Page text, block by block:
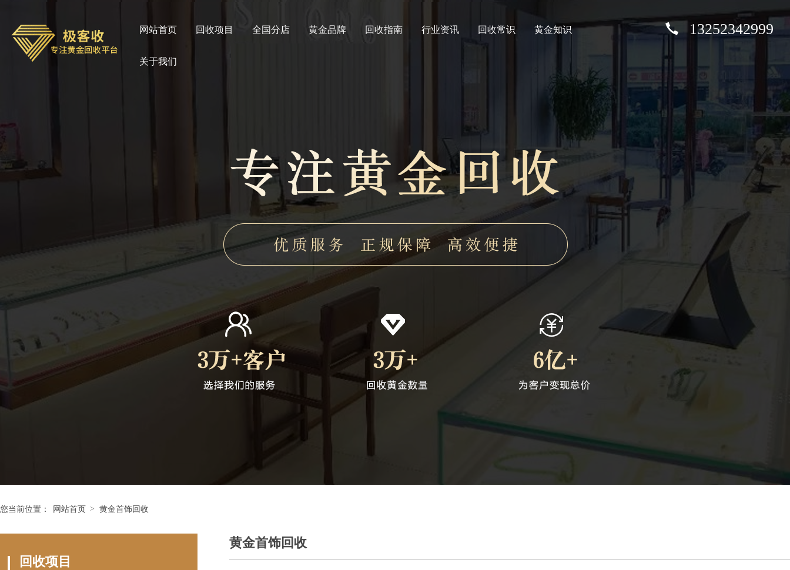
网站首页 回收项目 全国分店 黄金品牌 回收指南 行业资讯 回收常识 黄金知识
关于我们
13252342999
您当前位置： 网站首页 > 黄金首饰回收
回收项目
黄金首饰回收